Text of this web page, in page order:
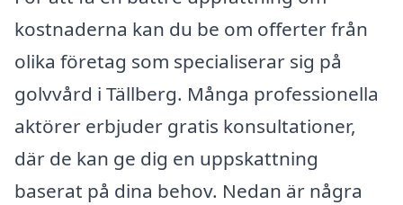
kostnaderna kan du be om offerter från
olika företag som specialiserar sig på
golvvård i Tällberg. Många professionella
aktörer erbjuder gratis konsultationer,
där de kan ge dig en uppskattning
baserat på dina behov. Nedan är några